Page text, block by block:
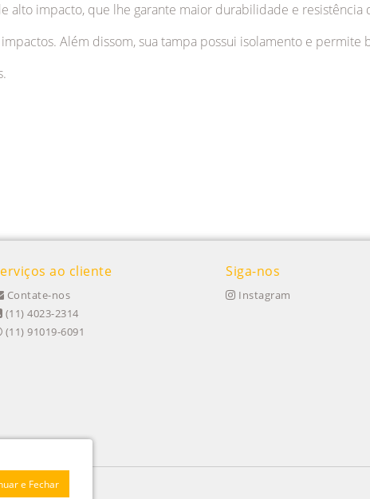
alto impacto, que lhe garante maior durabilidade e resistência
Além dissom, sua tampa possui isolamento e
ao cliente
Contate-nos
(11) 4023-2314
(11) 91019-6091
Siga-nos
Instagram
e Fechar